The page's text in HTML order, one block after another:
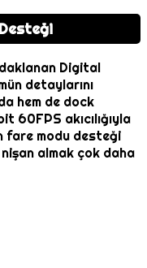
Digital
detaylarını
hem de dock
60FPS akıcılığıyla
fare modu desteği
almak çok daha